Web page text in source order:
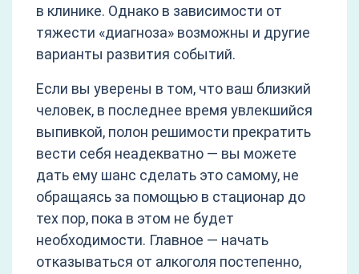
в клинике. Однако в зависимости от
тяжести «диагноза» возможны и другие
варианты развития событий.
Если вы уверены в том, что ваш близкий
человек, в последнее время увлекшийся
выпивкой, полон решимости прекратить
вести себя неадекватно — вы можете
дать ему шанс сделать это самому, не
обращаясь за помощью в стационар до
тех пор, пока в этом не будет
необходимости. Главное — начать
отказываться от алкоголя постепенно,